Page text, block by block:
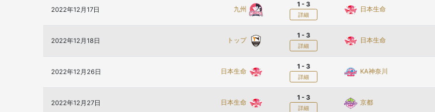
2022年12月17日 九州
1 - 3
詳細
日本生命
2022年12月18日 トップ
1 - 3
詳細
日本生命
2022年12月26日 日本生命
1 - 3
詳細
KA神奈川
2022年12月27日 日本生命
1 - 3
詳細
京都